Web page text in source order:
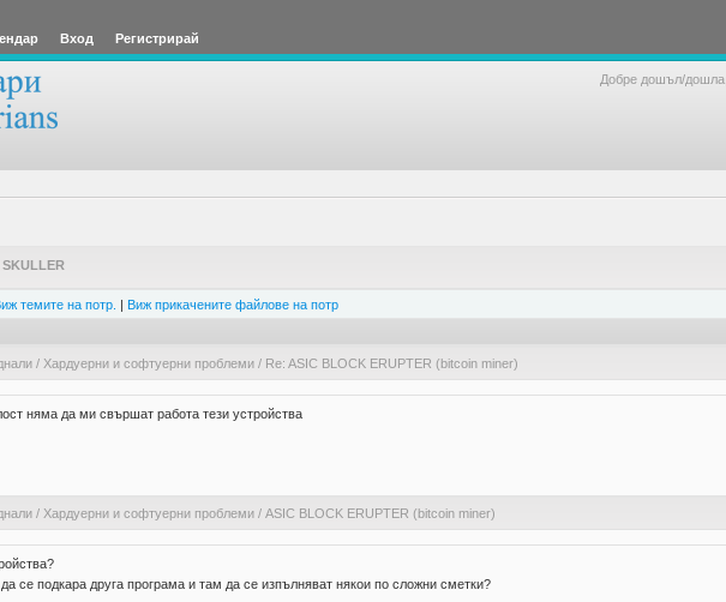
Вход Регистрирай
Добре дошъл/дошла,
темите на потр. | Виж прикачените файлове на потр
/ Хардуерни и софтуерни проблеми / Re: ASIC BLOCK ERUPTER (bitcoin miner)
няма да ми свършат работа тези устройства
/ Хардуерни и софтуерни проблеми / ASIC BLOCK ERUPTER (bitcoin miner)
се подкара друга програма и там да се изпълняват някои по сложни сметки?